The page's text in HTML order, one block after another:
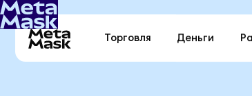
Торговля Деньги